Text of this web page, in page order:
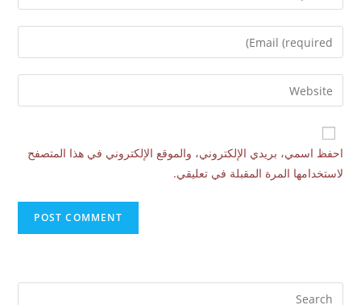
احفظ اسمي، بريدي الإلكتروني، والموقع الإلكتروني في هذا المتصفح
لاستخدامها المرة المقبلة في تعليقي.